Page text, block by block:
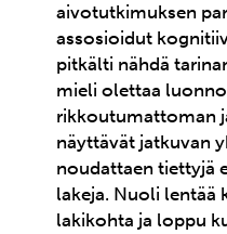
aivotutkimuksen
assosioidut
pitkälti nähdä
mieli olettaa
rikkoutumattoman
näyttävät jatkuvan
noudattaen tiettyjä
lakeja. Nuoli lentää
lakikohta ja loppu